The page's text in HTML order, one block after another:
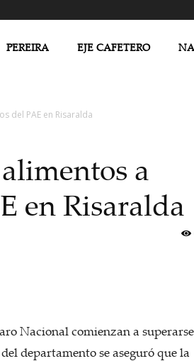
PEREIRA EJE CAFETERO
del PAE en Risaralda
a
en Risaralda
Nacional comienzan a
departamento se aseguró que la